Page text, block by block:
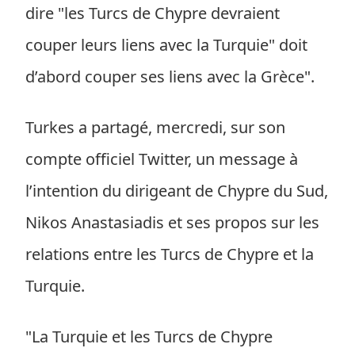
dire "les Turcs de Chypre devraient
couper leurs liens avec la Turquie" doit
d’abord couper ses liens avec la Grèce".
Turkes a partagé, mercredi, sur son
compte officiel Twitter, un message à
l’intention du dirigeant de Chypre du Sud,
Nikos Anastasiadis et ses propos sur les
relations entre les Turcs de Chypre et la
Turquie.
"La Turquie et les Turcs de Chypre